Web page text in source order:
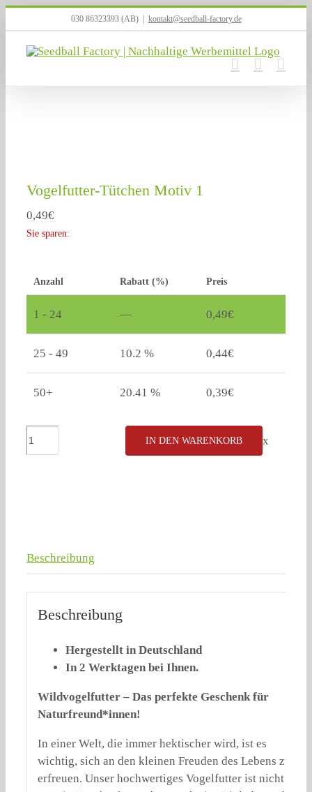
Inhalt
springen
030 86323393 (AB) kontakt@seedball-factory.de
Vogelfutter-Tütchen Motiv 1
0,49€
Sie sparen:
Anzahl Rabatt (%) Preis
1 - 24 — 0,49€
25 - 49 10.2 % 0,44€
50+ 20.41 % 0,39€
Vogelfutter-
Tütchen
IN DEN WARENKORB x
Beschreibung
Beschreibung
Hergestellt in Deutschland
In 2 Werktagen bei Ihnen.
Wildvogelfutter – Das perfekte Geschenk für
Naturfreund*innen!
In einer Welt, die immer hektischer wird, ist es
wichtig, sich an den kleinen Freuden des Lebens zu
erfreuen. Unser hochwertiges Vogelfutter ist nicht